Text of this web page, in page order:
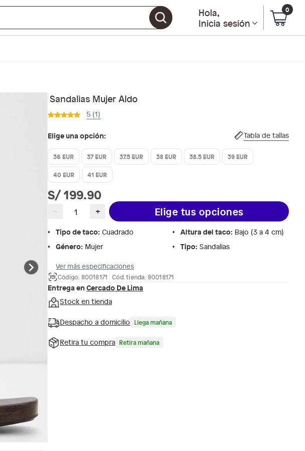
e
B
Hola,
Inicia sesión
0
Sandalias Mujer Aldo
5 (1)
Elige una opción: Tabla de tallas
36 EUR 37 EUR 37.5 EUR 38 EUR 38.5 EUR
39 EUR
40 EUR
41 EUR
S/ 199.90
− + Elige tus opciones
Tipo de taco: Cuadrado Altura del taco: Bajo (3 a 4 cm)
Género: Mujer Tipo: Sandalias
Ver más especificaciones
Código: 80018171 Cód. tienda: 80018171
Entrega en Cercado De Lima
Stock en tienda
Despacho a domicilio Llega mañana
Retira tu compra Retira mañana